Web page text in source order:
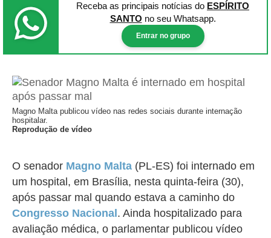
Receba as principais notícias do ESPÍRITO
SANTO no seu Whatsapp.
Entrar no grupo
Magno Malta publicou vídeo nas redes sociais durante internação
hospitalar.
Reprodução de vídeo
O senador Magno Malta (PL-ES) foi internado em
um hospital, em Brasília, nesta quinta-feira (30),
após passar mal quando estava a caminho do
Congresso Nacional . Ainda hospitalizado para
avaliação médica, o parlamentar publicou vídeo